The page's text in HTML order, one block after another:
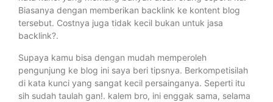
Biasanya dengan memberikan backlink ke kontent blog
tersebut. Costnya juga tidak kecil bukan untuk jasa
backlink?.
Supaya kamu bisa dengan mudah memperoleh
pengunjung ke blog ini saya beri tipsnya. Berkompetisilah
di kata kunci yang sangat kecil persainganya. Seperti itu
sih sudah taulah gan!. kalem bro, ini enggak sama, selama